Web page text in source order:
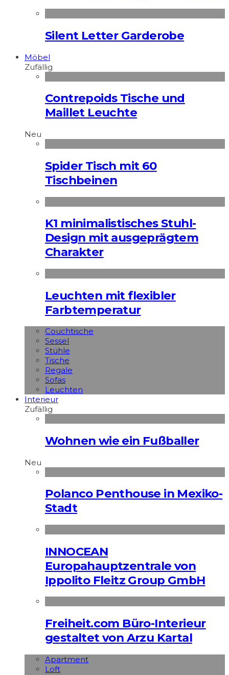
Silent Letter Garderobe
Möbel
Zufällig
Contrepoids Tische und
Maillet Leuchte
Neu
Spider Tisch mit 60
Tischbeinen
K1 minimalistisches Stuhl-
Design mit ausgeprägtem
Charakter
Leuchten mit flexibler
Farbtemperatur
Couchtische
Sessel
Stühle
Tische
Regale
Sofas
Leuchten
Interieur
Zufällig
Wohnen wie ein Fußballer
Neu
Polanco Penthouse in Mexiko-
Stadt
INNOCEAN
Europahauptzentrale von
Ippolito Fleitz Group GmbH
Freiheit.com Büro-Interieur
gestaltet von Arzu Kartal
Apart­ment
Loft